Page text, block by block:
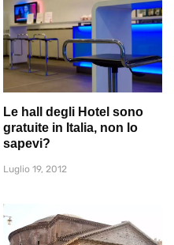
Le hall degli Hotel sono
gratuite in Italia, non lo
sapevi?
Luglio 19, 2012